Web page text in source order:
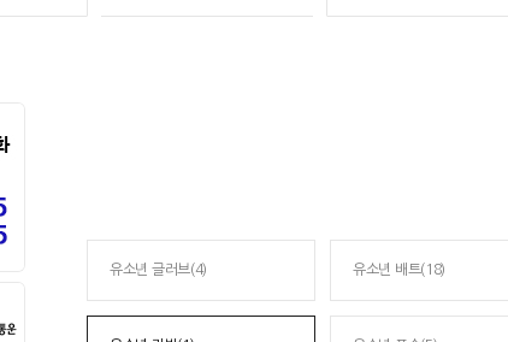
유소년 글러브(4) 유소년 배트(18)